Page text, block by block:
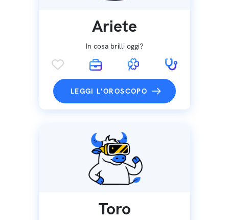
Ariete
In cosa brilli oggi?
LEGGI L'OROSCOPO
Toro